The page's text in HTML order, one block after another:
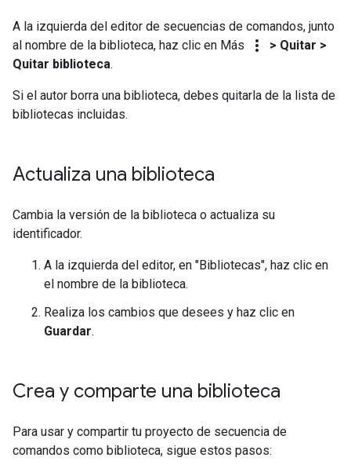
A la izquierda del editor de secuencias de comandos, junto
al nombre de la biblioteca, haz clic en Más
more_vert
> Quitar >
Quitar biblioteca.
Si el autor borra una biblioteca, debes quitarla de la lista de
bibliotecas incluidas.
Actualiza una biblioteca
Cambia la versión de la biblioteca o actualiza su
identificador.
A la izquierda del editor, en "Bibliotecas", haz clic en
el nombre de la biblioteca.
Realiza los cambios que desees y haz clic en
Guardar.
Crea y comparte una biblioteca
Para usar y compartir tu proyecto de secuencia de
comandos como biblioteca, sigue estos pasos: